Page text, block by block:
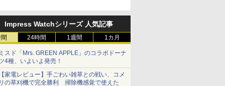
Impress Watchシリーズ 人気記事
24時間 1週間 1カ月
スド「Mrs. GREEN APPLE」のコラボドーナ
4種、いよいよ発売！
家電レビュー】手ごわい雑草との戦い、コメ
の草刈機で完全勝利 掃除機感覚で使えた